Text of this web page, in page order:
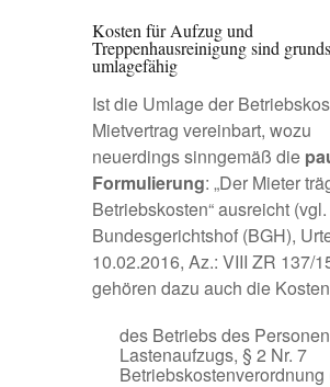
Kosten für Aufzug und
Treppenhausreinigung sind
umlagefähig
Ist die Umlage der
Mietvertrag vereinbart, wozu
neuerdings sinngemäß die
Formulierung: „Der Mieter
Betriebskosten“ ausreicht (vgl.
Bundesgerichtshof (BGH),
10.02.2016, Az.: VIII ZR 137/
gehören dazu auch die Kosten
des Betriebs des
Lastenaufzugs, § 2 Nr. 7
Betriebskostenverordnung